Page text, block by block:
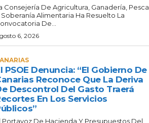
Consejería De Agricultura, Ganadería, Pesca
Soberanía Alimentaria Ha Resuelto La
De...
6, 2026
PSOE Denuncia: “El Gobierno De
Reconoce Que La Deriva
Descontrol Del Gasto Traerá
En Los Servicios
Portavoz De Hacienda Y Presupuestos Del